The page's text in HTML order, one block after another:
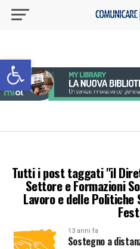
Apri la barra degli strumenti
Tutti i post taggati "il
Settore e Formazioni
Lavoro e delle Politiche
13 anni fa
Sostegno a